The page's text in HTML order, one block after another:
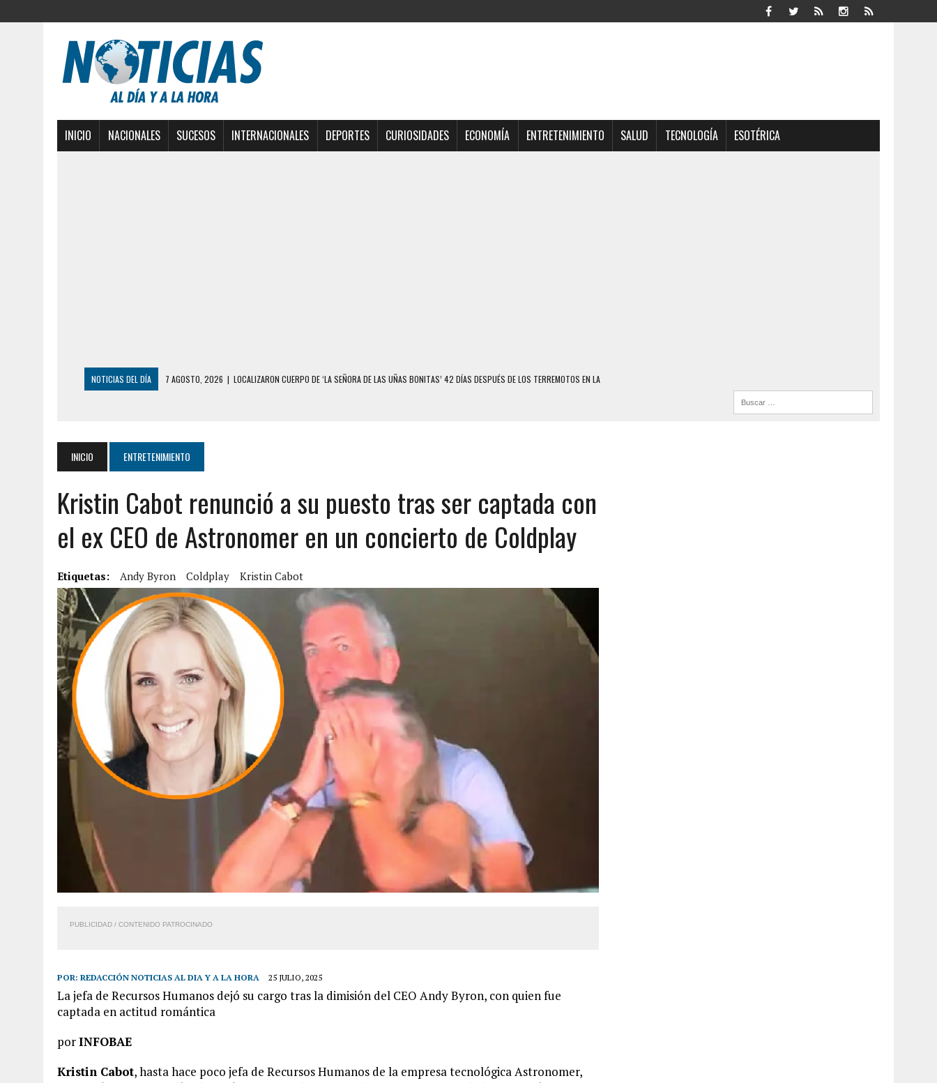
INICIO NACIONALES SUCESOS INTERNACIONALES DEPORTES CURIOSIDADES ECONOMÍA ENTRETENIMIENTO SALUD TECNOLOGÍA ESOTÉRICA
NOTICIAS DEL DÍA 6 AGOSTO, 2026 | MISTERIOSA MUERTE DE MODELO EN MONAGAS: HALLARON EL CUERPO DENTRO DE SU CASA
5 AGOSTO, 2026 | HORROR EN BARINAS: UN HOMBRE INDUJO AL SUICIDIO A UNA ADOLESCENTE DE 13 AÑOS TRAS ABUSAR DE ELLA
3 AGOSTO, 2026
|
LA INCREÍBLE FORMA EN LA QUE SOBREVIVIÓ UN HOMBRE Y SU FAMILIA TRAS LOS TERREMOTOS: CAYERON DESDE EL PISO NUEVE DEL
EDIFICIO PETUNIA
7 AGOSTO, 2026
FUGA DE GAS GENERÓ EXPLOSIÓN EN LOCAL COMERCIAL DE CHACAO
7 AGOSTO, 2026 | YARACUY: ASESINARON DOS HOMBRES EL MISMO DÍA EN SECTORES VECINOS
7 AGOSTO, 2026 | LOCALIZARON CUERPO DE ‘LA SEÑORA DE LAS UÑAS BONITAS’ 42 DÍAS DESPUÉS DE LOS TERREMOTOS EN LA GUAIRA
INICIO ENTRETENIMIENTO
Kristin Cabot renunció a su puesto tras ser captada con
el ex CEO de Astronomer en un concierto de Coldplay
Etiquetas: Andy Byron Coldplay Kristin Cabot
PUBLICIDAD / CONTENIDO PATROCINADO
POR: REDACCIÓN NOTICIAS AL DIA Y A LA HORA 25 JULIO, 2025
La jefa de Recursos Humanos dejó su cargo tras la dimisión del CEO Andy Byron, con quien fue
captada en actitud romántica
porINFOBAE
Kristin Cabot, hasta hace poco jefa de Recursos Humanos de la empresa tecnológica Astronomer,